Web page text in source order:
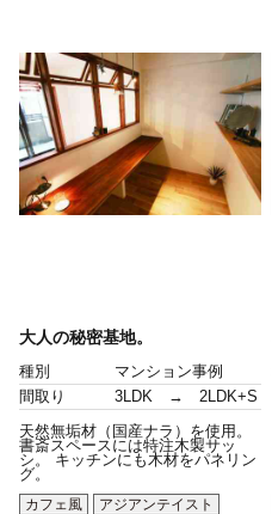
大人の秘密基地。
種別
マンション事例
間取り
3LDK → 2LDK+S
天然無垢材（国産ナラ）を使用。
書斎スペースには特注木製サッ
シ。 キッチンにも木材をパネリン
グ。
カフェ風
アジアンテイスト